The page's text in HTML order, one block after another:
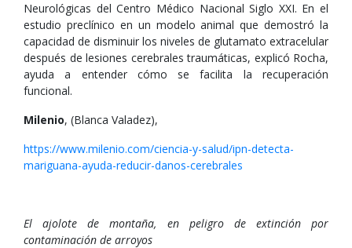
Neurológicas del Centro Médico Nacional Siglo XXI. En el
estudio preclínico en un modelo animal que demostró la
capacidad de disminuir los niveles de glutamato extracelular
después de lesiones cerebrales traumáticas, explicó Rocha,
ayuda a entender cómo se facilita la recuperación
funcional.
Milenio, (Blanca Valadez),
https://www.milenio.com/ciencia-y-salud/ipn-detecta-
mariguana-ayuda-reducir-danos-cerebrales
El ajolote de montaña, en peligro de extinción por
contaminación de arroyos